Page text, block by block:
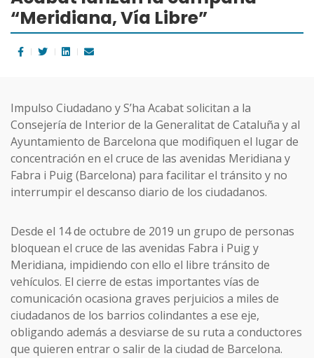
“Meridiana, Vía Libre”
Impulso Ciudadano y S’ha Acabat solicitan a la
Consejería de Interior de la Generalitat de Cataluña y al
Ayuntamiento de Barcelona que modifiquen el lugar de
concentración en el cruce de las avenidas Meridiana y
Fabra i Puig (Barcelona) para facilitar el tránsito y no
interrumpir el descanso diario de los ciudadanos.
Desde el 14 de octubre de 2019 un grupo de personas
bloquean el cruce de las avenidas Fabra i Puig y
Meridiana, impidiendo con ello el libre tránsito de
vehículos. El cierre de estas importantes vías de
comunicación ocasiona graves perjuicios a miles de
ciudadanos de los barrios colindantes a ese eje,
obligando además a desviarse de su ruta a conductores
que quieren entrar o salir de la ciudad de Barcelona.